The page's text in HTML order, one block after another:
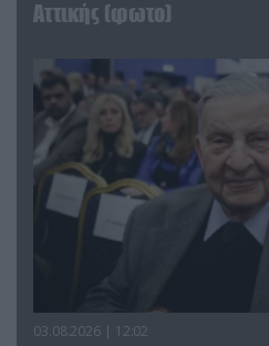
Αττικής (φωτο)
03.08.2026 | 12:02